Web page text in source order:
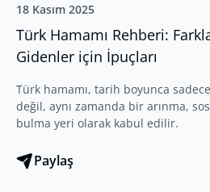
18 Kasım 2025
Türk Hamamı Rehberi:
Gidenler için İpuçları
Türk hamamı, tarih boyunca
değil, aynı zamanda bir arınma,
bulma yeri olarak kabul edilir.
Paylaş